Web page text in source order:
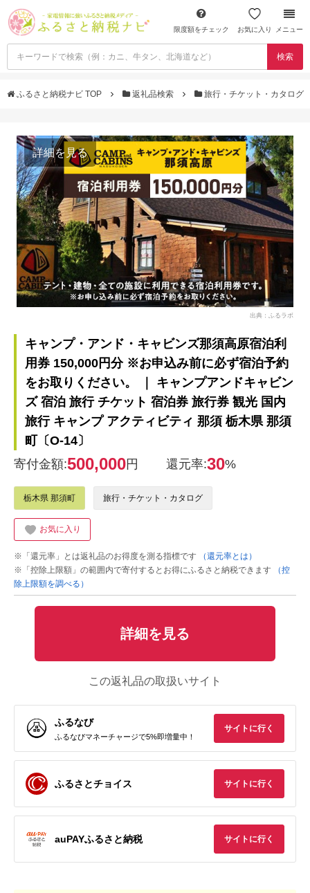
限度額をチェック お気に入り メニュー
検索
ふるさと納税ナビ TOP 返礼品検索 旅行・チケット・カタログ
詳細を見る
出典：ふるラボ
キャンプ・アンド・キャビンズ那須高原宿泊利
用券 150,000円分 ※お申込み前に必ず宿泊予約
をお取りください。 ｜ キャンプアンドキャビン
ズ 宿泊 旅行 チケット 宿泊券 旅行券 観光 国内
旅行 キャンプ アクティビティ 那須 栃木県 那須
町〔O-14〕
寄付金額:500,000円 還元率:30%
栃木県 那須町 旅行・チケット・カタログ
お気に入り
※「還元率」とは返礼品のお得度を測る指標です
（還元率とは）
※「控除上限額」の範囲内で寄付するとお得にふるさと納税できます
（控
除上限額を調べる）
詳細を見る
この返礼品の取扱いサイト
ふるなび
ふるなびマネーチャージで5%即増量中！
サイトに行く
ふるさとチョイス サイトに行く
auPAYふるさと納税 サイトに行く